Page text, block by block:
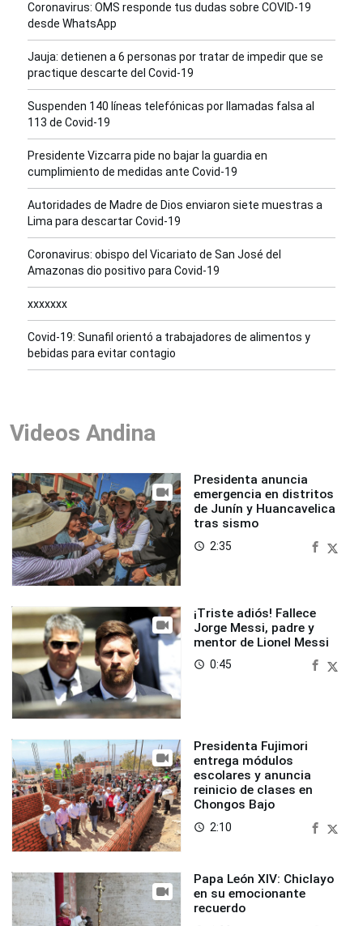
Coronavirus: OMS responde tus dudas sobre COVID-19
desde WhatsApp
Jauja: detienen a 6 personas por tratar de impedir que se
practique descarte del Covid-19
Suspenden 140 líneas telefónicas por llamadas falsa al
113 de Covid-19
Presidente Vizcarra pide no bajar la guardia en
cumplimiento de medidas ante Covid-19
Autoridades de Madre de Dios enviaron siete muestras a
Lima para descartar Covid-19
Coronavirus: obispo del Vicariato de San José del
Amazonas dio positivo para Covid-19
xxxxxxx
Covid-19: Sunafil orientó a trabajadores de alimentos y
bebidas para evitar contagio
Videos Andina
Presidenta anuncia
emergencia en distritos
de Junín y Huancavelica
tras sismo
access_time 2:35
¡Triste adiós! Fallece
Jorge Messi, padre y
mentor de Lionel Messi
access_time 0:45
Presidenta Fujimori
entrega módulos
escolares y anuncia
reinicio de clases en
Chongos Bajo
access_time 2:10
Papa León XIV: Chiclayo
en su emocionante
recuerdo